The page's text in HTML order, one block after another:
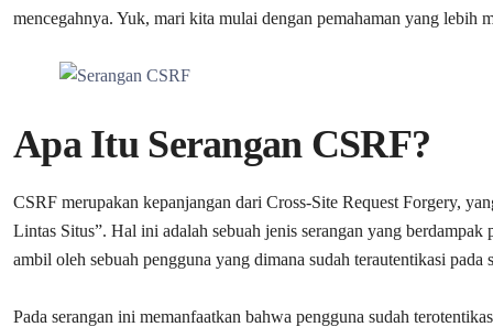
mencegahnya. Yuk, mari kita mulai dengan pemahaman yang lebih
Apa Itu Serangan CSRF?
CSRF merupakan kepanjangan dari Cross-Site Request Forgery,
Lintas Situs”. Hal ini adalah sebuah jenis serangan yang
ambil oleh sebuah pengguna yang dimana sudah terautentikasi pada
Pada serangan ini memanfaatkan bahwa pengguna sudah